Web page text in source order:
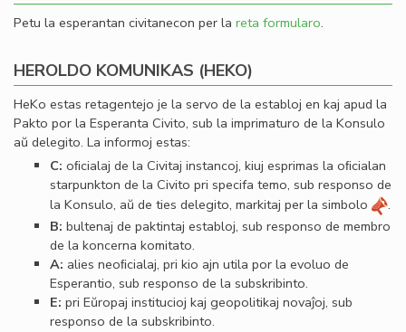
Petu la esperantan civitanecon per la reta formularo.
HEROLDO KOMUNIKAS (HEKO)
HeKo estas retagentejo je la servo de la establoj en kaj apud la
Pakto por la Esperanta Civito, sub la imprimaturo de la Konsulo
aŭ delegito. La informoj estas:
C: oﬁcialaj de la Civitaj instancoj, kiuj esprimas la oﬁcialan
starpunkton de la Civito pri specifa temo, sub responso de
la Konsulo, aŭ de ties delegito, markitaj per la simbolo
.
B: bultenaj de paktintaj establoj, sub responso de membro
de la koncerna komitato.
A: alies neoﬁcialaj, pri kio ajn utila por la evoluo de
Esperantio, sub responso de la subskribinto.
E: pri Eŭropaj institucioj kaj geopolitikaj novaĵoj, sub
responso de la subskribinto.